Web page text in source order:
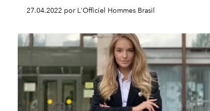
27.04.2022 por L'Officiel Hommes Brasil